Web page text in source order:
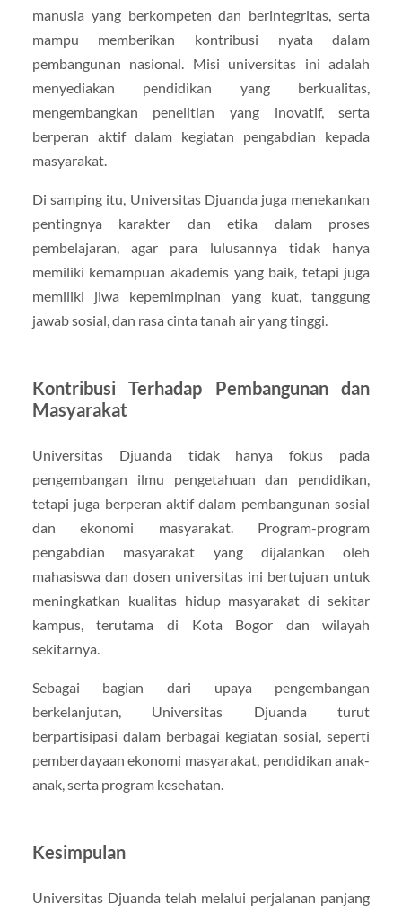
manusia yang berkompeten dan berintegritas, serta
mampu memberikan kontribusi nyata dalam
pembangunan nasional. Misi universitas ini adalah
menyediakan pendidikan yang berkualitas,
mengembangkan penelitian yang inovatif, serta
berperan aktif dalam kegiatan pengabdian kepada
masyarakat.
Di samping itu, Universitas Djuanda juga menekankan
pentingnya karakter dan etika dalam proses
pembelajaran, agar para lulusannya tidak hanya
memiliki kemampuan akademis yang baik, tetapi juga
memiliki jiwa kepemimpinan yang kuat, tanggung
jawab sosial, dan rasa cinta tanah air yang tinggi.
Kontribusi Terhadap Pembangunan dan
Masyarakat
Universitas Djuanda tidak hanya fokus pada
pengembangan ilmu pengetahuan dan pendidikan,
tetapi juga berperan aktif dalam pembangunan sosial
dan ekonomi masyarakat. Program-program
pengabdian masyarakat yang dijalankan oleh
mahasiswa dan dosen universitas ini bertujuan untuk
meningkatkan kualitas hidup masyarakat di sekitar
kampus, terutama di Kota Bogor dan wilayah
sekitarnya.
Sebagai bagian dari upaya pengembangan
berkelanjutan, Universitas Djuanda turut
berpartisipasi dalam berbagai kegiatan sosial, seperti
pemberdayaan ekonomi masyarakat, pendidikan anak-
anak, serta program kesehatan.
Kesimpulan
Universitas Djuanda telah melalui perjalanan panjang